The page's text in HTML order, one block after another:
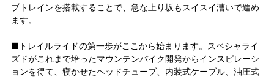
ブトレインを搭載することで、急な上り坂もスイスイ漕いで進め
ます。
■トレイルライドの第一歩がここから始まります。スペシャライ
ズドがこれまで培ったマウンテンバイク開発からインスピレーシ
ョンを得て、寝かせたヘッドチューブ、内装式ケーブル、油圧式